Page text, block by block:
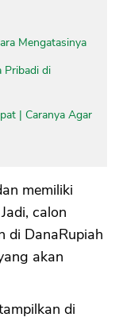
Mengatasinya
Pribadi di
| Caranya Agar
memiliki
calon
di DanaRupiah
akan
di